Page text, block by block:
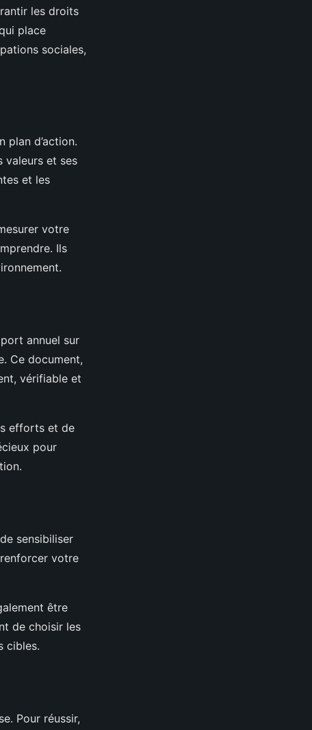
les droits
place
sociales,
plan d’action.
valeurs et ses
et les
votre
Ils
annuel sur
Ce document,
vérifiable et
efforts et de
pour
sensibiliser
votre
être
de choisir les
cibles.
Pour réussir,